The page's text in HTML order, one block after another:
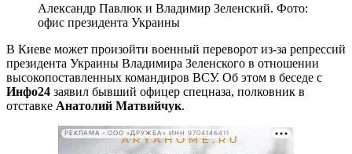
Александр Павлюк и Владимир Зеленский. Фото:
офис президента Украины
В Киеве может произойти военный переворот из-за репрессий
президента Украины Владимира Зеленского в отношении
высокопоставленных командиров ВСУ. Об этом в беседе с
Инфо24 заявил бывший офицер спецназа, полковник в
отставке Анатолий Матвийчук.
РЕКЛАМА • ООО «ДРУЖБА» ИНН 9704146411